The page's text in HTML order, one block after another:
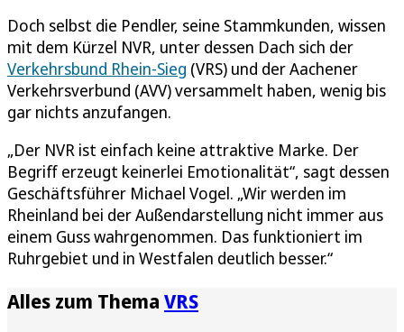
Doch selbst die Pendler, seine Stammkunden, wissen
mit dem Kürzel NVR, unter dessen Dach sich der
Verkehrsbund Rhein-Sieg (VRS) und der Aachener
Verkehrsverbund (AVV) versammelt haben, wenig bis
gar nichts anzufangen.
„Der NVR ist einfach keine attraktive Marke. Der
Begriff erzeugt keinerlei Emotionalität“, sagt dessen
Geschäftsführer Michael Vogel. „Wir werden im
Rheinland bei der Außendarstellung nicht immer aus
einem Guss wahrgenommen. Das funktioniert im
Ruhrgebiet und in Westfalen deutlich besser.“
Alles zum Thema VRS